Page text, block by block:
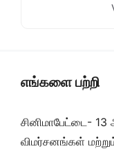
எங்களை பற்றி
சினிமாபேட்டை-
விமர்சனங்கள்